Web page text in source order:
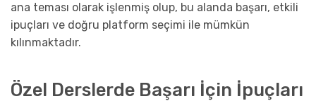
ana teması olarak işlenmiş olup, bu alanda başarı, etkili
ipuçları ve doğru platform seçimi ile mümkün
kılınmaktadır.
Özel Derslerde Başarı İçin İpuçları